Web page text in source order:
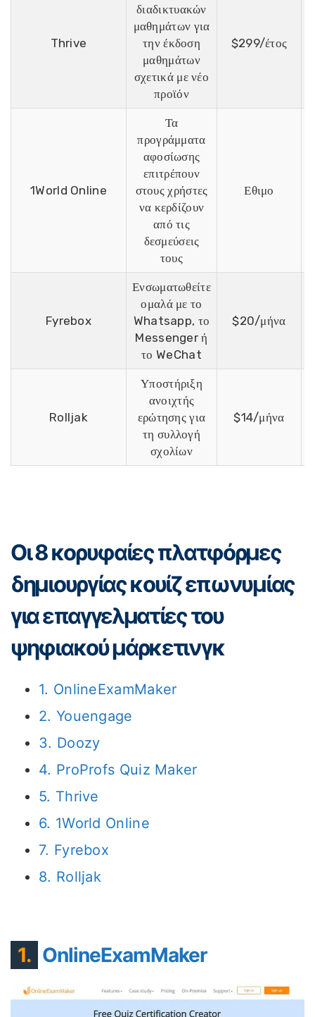
Thrive
διαδικτυακών
μαθημάτων για
την έκδοση
μαθημάτων
σχετικά με νέο
προϊόν
$299/έτος
1World Online
Τα
προγράμματα
αφοσίωσης
επιτρέπουν
στους χρήστες
να κερδίζουν
από τις
δεσμεύσεις
τους
Εθιμο
Fyrebox
Ενσωματωθείτε
ομαλά με το
Whatsapp, το
Messenger ή
το WeChat
$20/μήνα
Rolljak
Υποστήριξη
ανοιχτής
ερώτησης για
τη συλλογή
σχολίων
$14/μήνα
Οι 8 κορυφαίες πλατφόρμες
δημιουργίας κουίζ επωνυμίας
για επαγγελματίες του
ψηφιακού μάρκετινγκ
1. OnlineExamMaker
2. Youengage
3. Doozy
4. ProProfs Quiz Maker
5. Thrive
6. 1World Online
7. Fyrebox
8. Rolljak
1. OnlineExamMaker